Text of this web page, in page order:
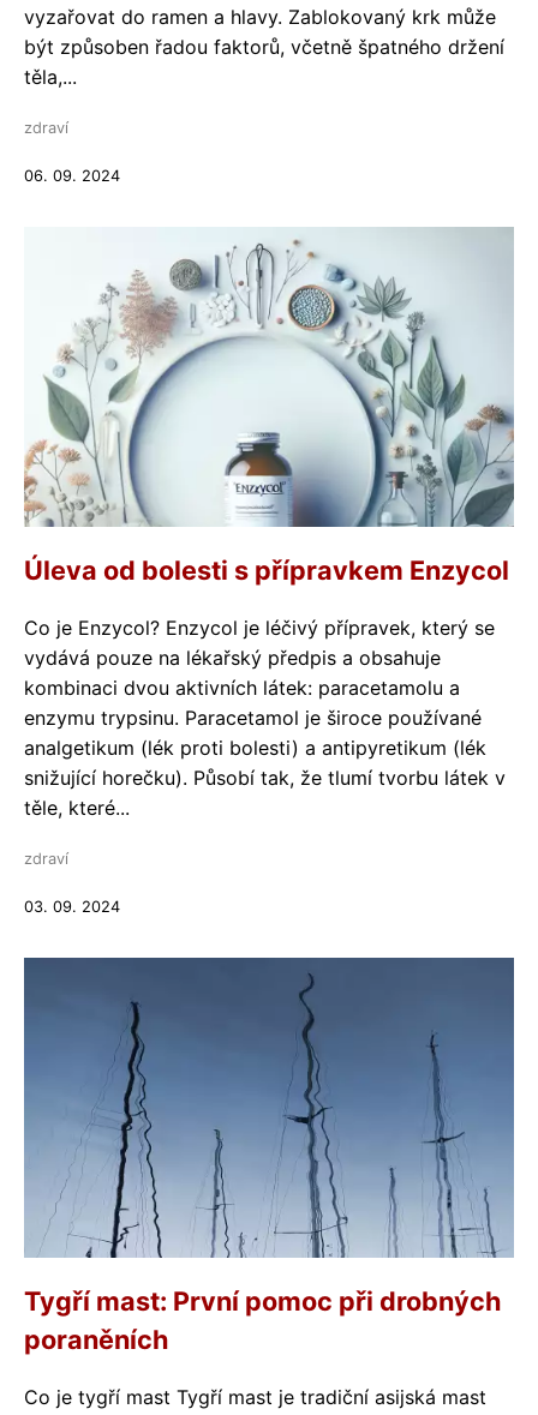
vyzařovat do ramen a hlavy. Zablokovaný krk může
být způsoben řadou faktorů, včetně špatného držení
těla,...
zdraví
06. 09. 2024
Úleva od bolesti s přípravkem Enzycol
Co je Enzycol? Enzycol je léčivý přípravek, který se
vydává pouze na lékařský předpis a obsahuje
kombinaci dvou aktivních látek: paracetamolu a
enzymu trypsinu. Paracetamol je široce používané
analgetikum (lék proti bolesti) a antipyretikum (lék
snižující horečku). Působí tak, že tlumí tvorbu látek v
těle, které...
zdraví
03. 09. 2024
Tygří mast: První pomoc při drobných
poraněních
Co je tygří mast Tygří mast je tradiční asijská mast